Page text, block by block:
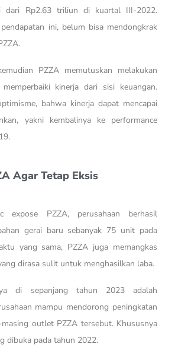
dari Rp2.63 triliun di kuartal III-2022.
ini, belum bisa mendongkrak
PZZA memutuskan melakukan
kinerja dari sisi keuangan.
bahwa kinerja dapat mencapai
yakni kembalinya ke performance
Agar Tetap Eksis
expose PZZA, perusahaan berhasil
gerai baru sebanyak 75 unit pada
yang sama, PZZA juga memangkas
dirasa sulit untuk menghasilkan laba.
di sepanjang tahun 2023 adalah
mampu mendorong peningkatan
outlet PZZA tersebut. Khususnya
dibuka pada tahun 2022.